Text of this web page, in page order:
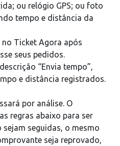
ou relógio GPS; ou foto
tempo e distância da
Ticket Agora após
seus pedidos.
“Envia tempo”,
e distância registrados.
por análise. O
regras abaixo para ser
seguidas, o mesmo
seja reprovado,